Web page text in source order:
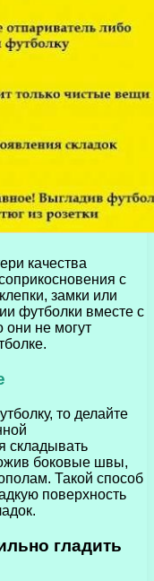
качества
с
замки или
футболки вместе с
они не могут
то делайте
складывать
боковые швы,
Такой способ
поверхность
гладить